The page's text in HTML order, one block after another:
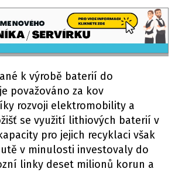
k výrobě baterií do
považováno za kov
rozvoji elektromobility a
se využití lithiových baterií v
pro jejich recyklaci však
v minulosti investovaly do
linky deset milionů korun a